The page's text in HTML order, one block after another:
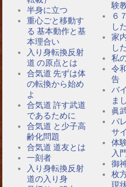
半身に立つ
重心ごと移動す
る 基本動作と基
本理合い
入り身転換反射
道 の原点とは
合気道 先ずは体
の転換から始め
よ
合気道 許す武道
であるために
合気道 と少子高
齢化問題
合気道 道友とは
一刻者
入り身転換反射
道の入り身
験
６
し
家
した
私
令
告
バ
ま
眞
パ
サ
体
入門
御
枚
現